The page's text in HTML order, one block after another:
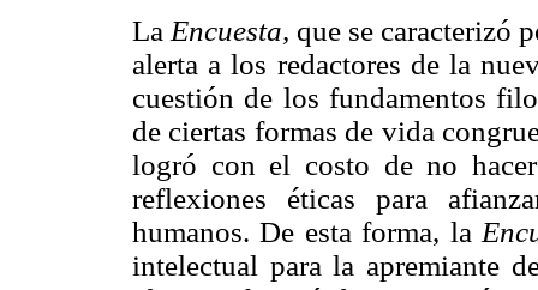
La Encuesta, que se caracterizó
alerta a los redactores de la
cuestión de los fundamentos
de ciertas formas de vida
logró con el costo de no
reflexiones éticas para
humanos. De esta forma, la
intelectual para la apremiante